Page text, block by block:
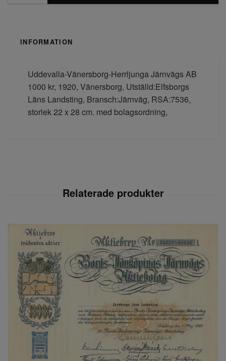
INFORMATION
Uddevalla-Vänersborg-Herrljunga Järnvägs AB
1000 kr, 1920, Vänersborg, Utställd:Elfsborgs
Läns Landsting, Bransch:Järnväg, RSA:7536,
storlek 22 x 28 cm. med bolagsordning,